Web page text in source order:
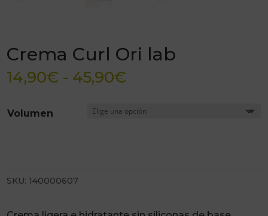
Crema Curl Ori lab
14,90€ - 45,90€
precios:
Volumen
SKU: 140000607